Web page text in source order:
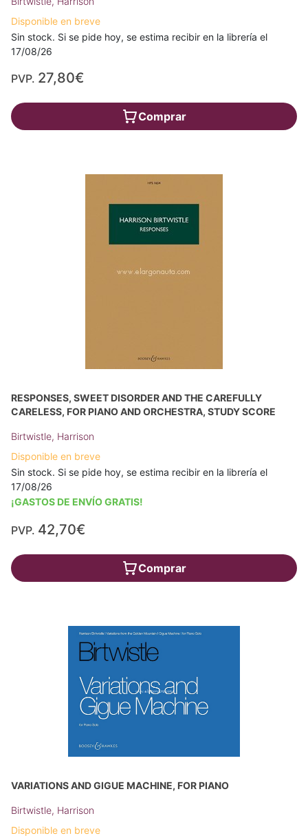
Disponible en breve
Sin stock. Si se pide hoy, se estima recibir en la librería el
17/08/26
PVP. 27,80€
Comprar
RESPONSES, SWEET DISORDER AND THE CAREFULLY
CARELESS, FOR PIANO AND ORCHESTRA, STUDY SCORE
Birtwistle, Harrison
Disponible en breve
Sin stock. Si se pide hoy, se estima recibir en la librería el
17/08/26
¡GASTOS DE ENVÍO GRATIS!
PVP. 42,70€
Comprar
VARIATIONS AND GIGUE MACHINE, FOR PIANO
Birtwistle, Harrison
Disponible en breve